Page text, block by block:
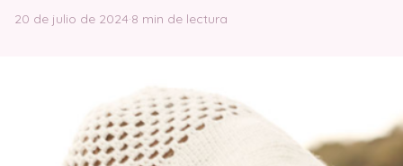
20 de julio de 2024·8 min de lectura